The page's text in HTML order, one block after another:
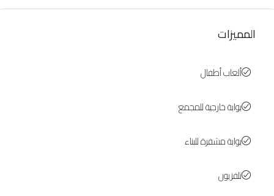
المميزات
ألعاب أطفال
بوابة خارجية للمجمع
بوابة مشفرة للبناء
تلفزيون